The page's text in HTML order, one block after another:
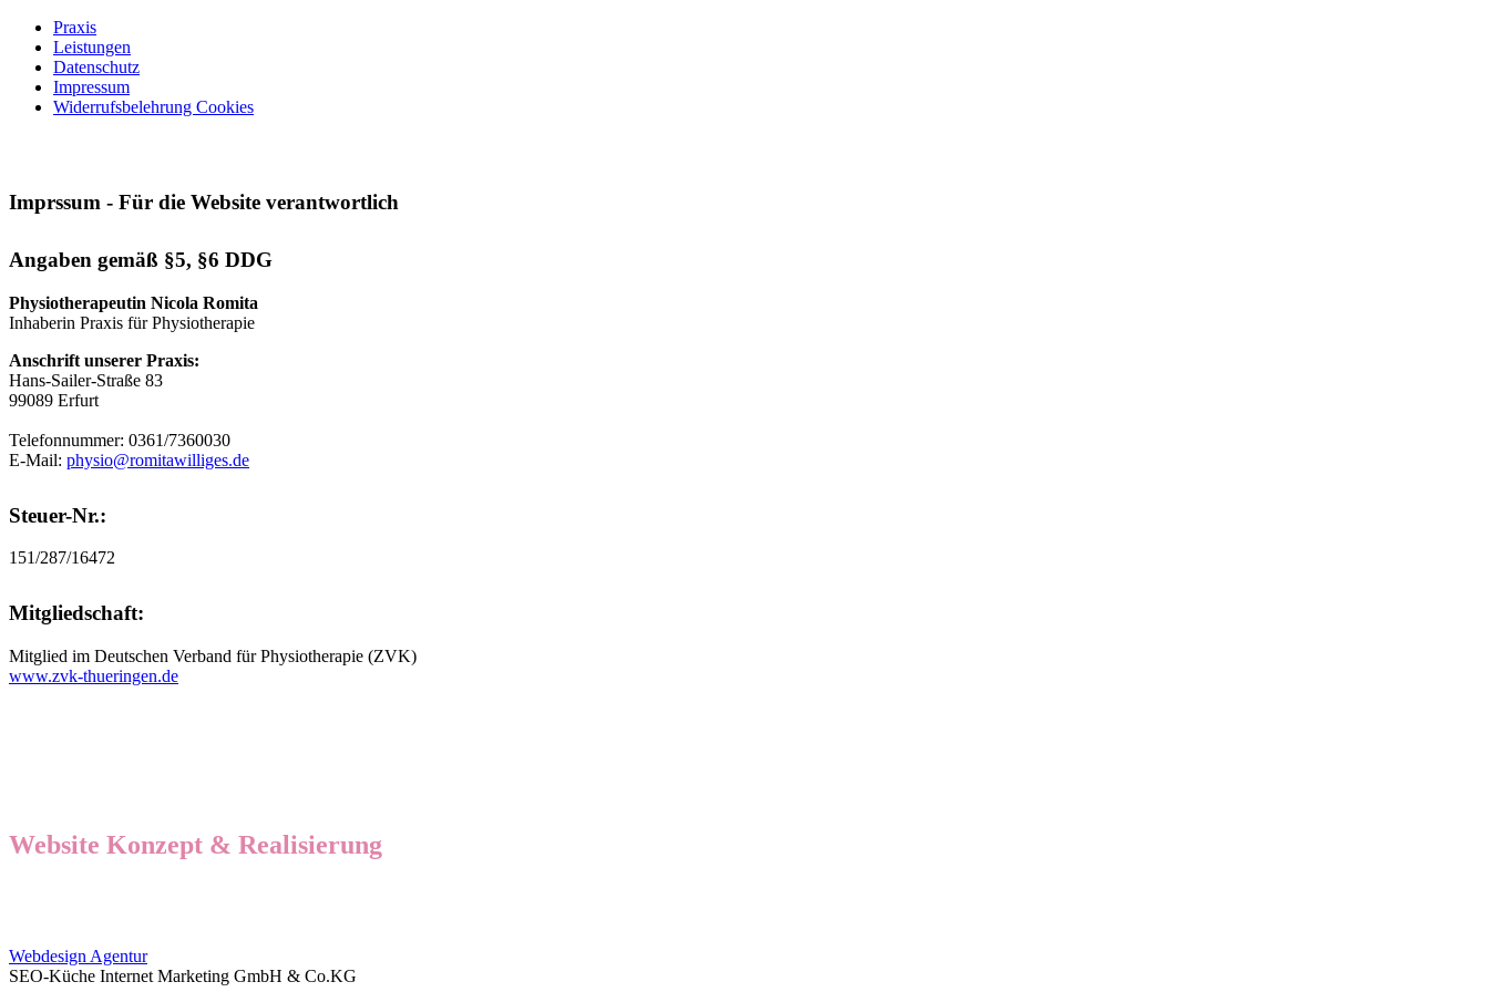
Praxis
Leistungen
Datenschutz
Impressum
Widerrufsbelehrung Cookies
Imprssum - Für die Website verantwortlich
Angaben gemäß §5, §6 DDG
Physiotherapeutin Nicola Romita
Inhaberin Praxis für Physiotherapie
Anschrift unserer Praxis:
Hans-Sailer-Straße 83
99089 Erfurt
Telefonnummer: 0361/7360030
E-Mail: physio@romitawilliges.de
Steuer-Nr.:
151/287/16472
Mitgliedschaft:
Mitglied im Deutschen Verband für Physiotherapie (ZVK)
www.zvk-thueringen.de
Website Konzept & Realisierung
Webdesign Agentur
SEO-Küche Internet Marketing GmbH & Co.KG